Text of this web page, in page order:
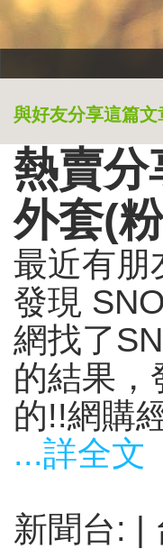
與好友分享這篇文
熱賣分
外套(
最近有朋
發現
網找了
的結果，
的!!網購
...詳全文
新聞台: |